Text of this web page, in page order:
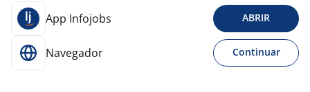
App Infojobs ABRIR
Navegador Continuar